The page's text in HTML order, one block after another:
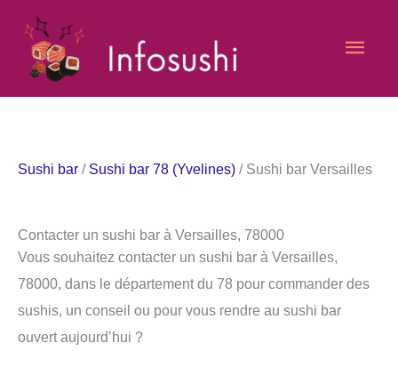
contenu
Sushi bar / Sushi bar 78 (Yvelines) / Sushi bar Versailles
Contacter un sushi bar à Versailles, 78000
Vous souhaitez contacter un sushi bar à Versailles,
78000, dans le département du 78 pour commander des
sushis, un conseil ou pour vous rendre au sushi bar
ouvert aujourd’hui ?